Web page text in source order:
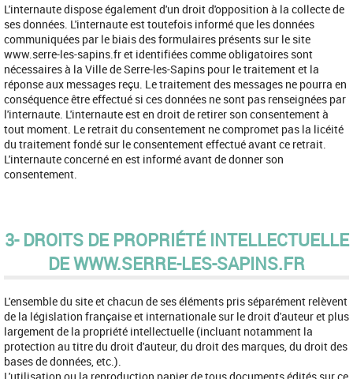
L'internaute dispose également d'un droit d'opposition à la collecte de
ses données. L'internaute est toutefois informé que les données
communiquées par le biais des formulaires présents sur le site
www.serre-les-sapins.fr et identifiées comme obligatoires sont
nécessaires à la Ville de Serre-les-Sapins pour le traitement et la
réponse aux messages reçu. Le traitement des messages ne pourra en
conséquence être effectué si ces données ne sont pas renseignées par
l'internaute. L'internaute est en droit de retirer son consentement à
tout moment. Le retrait du consentement ne compromet pas la licéité
du traitement fondé sur le consentement effectué avant ce retrait.
L'internaute concerné en est informé avant de donner son
consentement.
3- DROITS DE PROPRIÉTÉ INTELLECTUELLE
DE WWW.SERRE-LES-SAPINS.FR
L'ensemble du site et chacun de ses éléments pris séparément relèvent
de la législation française et internationale sur le droit d'auteur et plus
largement de la propriété intellectuelle (incluant notamment la
protection au titre du droit d'auteur, du droit des marques, du droit des
bases de données, etc.).
L'utilisation ou la reproduction papier de tous documents édités sur ce